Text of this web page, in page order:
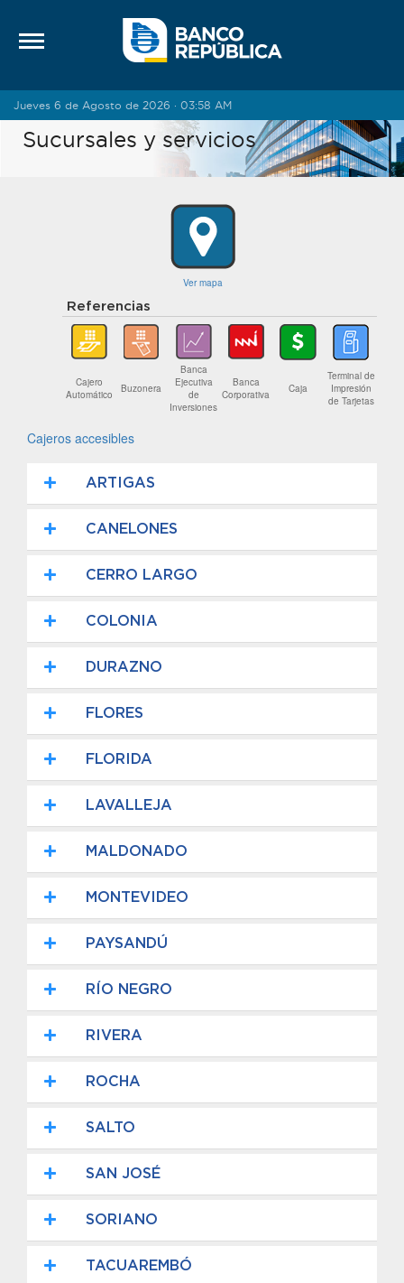
Jueves 6 de Agosto de 2026 · 03:58 AM
Sucursales y servicios
Ver mapa
Referencias
Cajero
Automático
Buzonera
Banca
Ejecutiva
de
Inversiones
Banca
Corporativa
Caja
Terminal de
Impresión
de Tarjetas
Cajeros accesibles
ARTIGAS
CANELONES
CERRO LARGO
COLONIA
DURAZNO
FLORES
FLORIDA
LAVALLEJA
MALDONADO
MONTEVIDEO
PAYSANDÚ
RÍO NEGRO
RIVERA
ROCHA
SALTO
SAN JOSÉ
SORIANO
TACUAREMBÓ